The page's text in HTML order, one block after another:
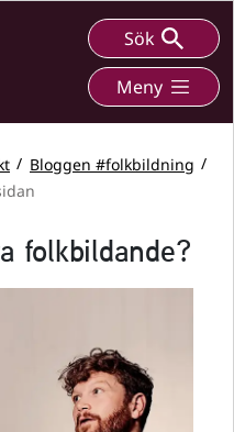
Sök
Meny
Bloggen #folkbildning
folkbildande?